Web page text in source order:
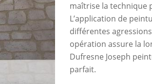
maîtrise la technique
L’application de
différentes
opération assure la
Dufresne Joseph
parfait.